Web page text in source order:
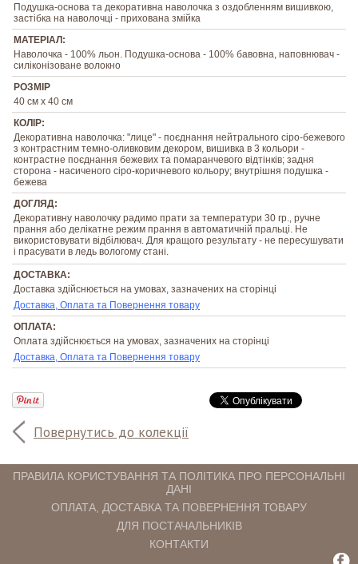
Повернутись до колекції
Подушка-основа та декоративна наволочка з оздобленням вишивкою,
застібка на наволочці - прихована змійка
МАТЕРІАЛ:
Наволочка - 100% льон. Подушка-основа - 100% бавовна, наповнювач -
силіконізоване волокно
РОЗМІР
40 см х 40 см
КОЛІР:
Декоративна наволочка: "лице" - поєднання нейтрального сіро-бежевого
з контрастним темно-оливковим декором, вишивка в 3 кольори -
контрастне поєднання бежевих та помаранчевого відтінків; задня
сторона - насиченого сіро-коричневого кольору; внутрішня подушка -
бежева
ДОГЛЯД:
Декоративну наволочку радимо прати за температури 30 гр., ручне
прання або делікатне режим прання в автоматичній пральці. Не
використовувати відбілювач. Для кращого результату - не пересушувати
і прасувати в ледь вологому стані.
ДОСТАВКА:
Доставка здійснюється на умовах, зазначених на сторінці
Доставка, Оплата та Повернення товару
ОПЛАТА:
Оплата здійснюється на умовах, зазначених на сторінці
Доставка, Оплата та Повернення товару
ПРАВИЛА КОРИСТУВАННЯ ТА ПОЛІТИКА ПРО ПЕРСОНАЛЬНІ
ДАНІ
ОПЛАТА, ДОСТАВКА ТА ПОВЕРНЕННЯ ТОВАРУ
ДЛЯ ПОСТАЧАЛЬНИКІВ
КОНТАКТИ